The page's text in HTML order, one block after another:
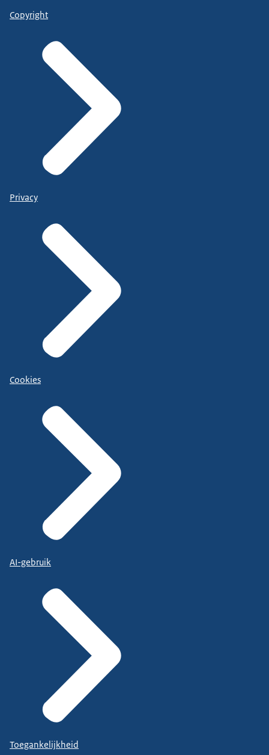
Copyright
Privacy
Cookies
AI-gebruik
Toegankelijkheid